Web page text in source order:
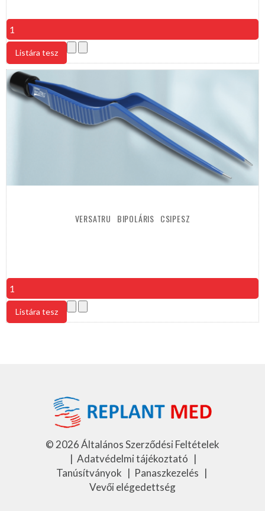
VERSATRU BIPOLÁRIS CSIPESZ
© 2026Általános Szerződési Feltételek
| Adatvédelmi tájékoztató |
Tanúsítványok | Panaszkezelés |
Vevői elégedettség